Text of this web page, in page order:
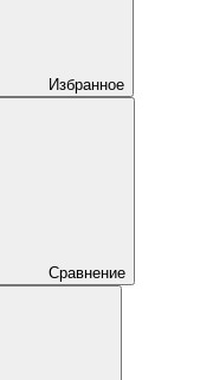
Избранное
Сравнение